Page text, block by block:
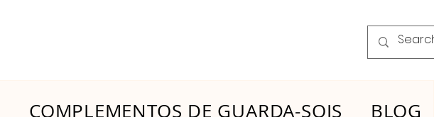
COMPLEMENTOS DE GUARDA-SOIS BLOG